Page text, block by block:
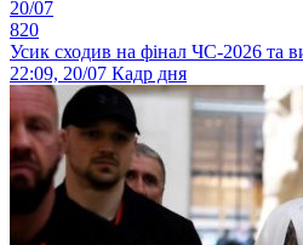
20/07
820
Усик сходив на фінал ЧС-2026 та
22:09, 20/07 Кадр дня